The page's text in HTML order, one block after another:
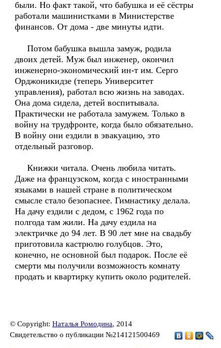
были. Но факт такой, что бабушка и её сёстры
работали машинистками в Министерстве
финансов. От дома - две минуты идти.
Потом бабушка вышла замуж, родила
двоих детей. Муж был инженер, окончил
инженерно-экономический ин-т им. Серго
Орджоникидзе (теперь Университет
управления), работал всю жизнь на заводах.
Она дома сидела, детей воспитывала.
Практически не работала замужем. Только в
войну на трудфронте, когда было обязательно.
В войну они ездили в эвакуацию, это
отдельный разговор.
Книжки читала. Очень любила читать.
Даже на французском, когда с иностранными
языками в нашей стране в политическом
смысле стало безопаснее. Гимнастику делала.
На дачу ездили с дедом, с 1962 года по
полгода там жили. На дачу ездила на
электричке до 94 лет. В 90 лет мне на свадьбу
приготовила кастрюлю голубцов. Это,
конечно, не основной был подарок. После её
смерти мы получили возможность комнату
продать и квартирку купить около родителей.
© Copyright: Наталья Ромодина, 2014
Свидетельство о публикации №214121500469